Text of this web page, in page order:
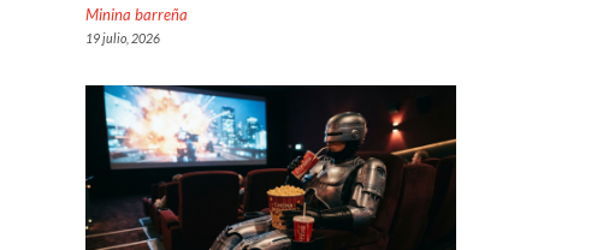
Minina barreña
19 julio, 2026